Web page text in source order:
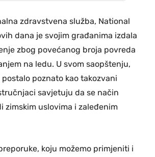
zdravstvena služba, National
dana je svojim građanima izdala
zbog povećanog broja povreda
na ledu. U svom saopštenju,
poznato kao takozvani
savjetuju da se način
zimskim uslovima i zaleđenim
koju možemo primjeniti i